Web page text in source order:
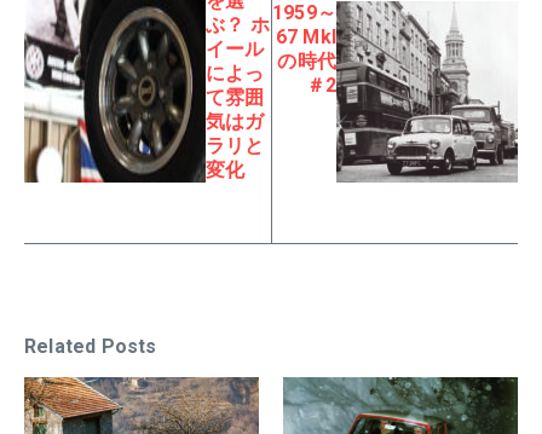
ぶ？ ホ
イール
によっ
て雰囲
気はガ
ラリと
変化
1959～
67 MkI
の時代
＃2
Related Posts